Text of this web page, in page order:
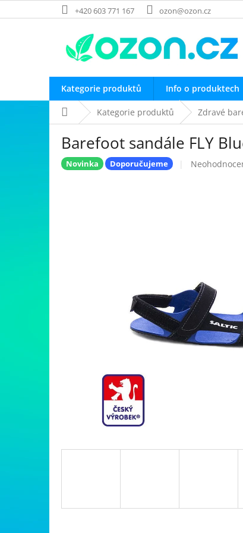
na
+420 603 771 167 ozon@ozon.cz
Kategorie produktů Info o produktech
Domů Kategorie produktů Zdravé
Barefoot sandále FLY
Novinka Doporučujeme
Průměrné